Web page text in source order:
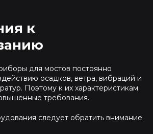
к
для мостов постоянно
осадков, ветра, вибраций и
Поэтому к их характеристикам
требования.
следует обратить внимание